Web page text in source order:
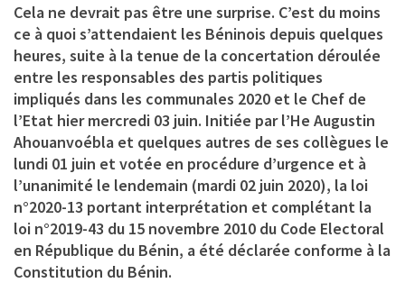
Cela ne devrait pas être une surprise. C’est du moins
ce à quoi s’attendaient les Béninois depuis quelques
heures, suite à la tenue de la concertation déroulée
entre les responsables des partis politiques
impliqués dans les communales 2020 et le Chef de
l’Etat hier mercredi 03 juin. Initiée par l’He Augustin
Ahouanvoébla et quelques autres de ses collègues le
lundi 01 juin et votée en procédure d’urgence et à
l’unanimité le lendemain (mardi 02 juin 2020), la loi
n°2020-13 portant interprétation et complétant la
loi n°2019-43 du 15 novembre 2010 du Code Electoral
en République du Bénin, a été déclarée conforme à la
Constitution du Bénin.